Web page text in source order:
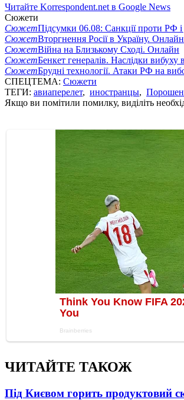
Читайте Korrespondent.net в Google News
Сюжети
СюжетПідсумки 06.08: Санкції проти РФ
СюжетВторгнення Росії в Україну. Онлайн
СюжетВійна на Близькому Сході. Онлайн
СюжетБенкет генералів. Наслідки вибуху
СюжетБрудні технології. Атаки РФ на
СПЕЦТЕМА: Сюжети
ТЕГИ: авиаперелет, иностранцы,
Якщо ви помітили помилку, виділіть
ЧИТАЙТЕ ТАКОЖ
Під Києвом горить продуктовий